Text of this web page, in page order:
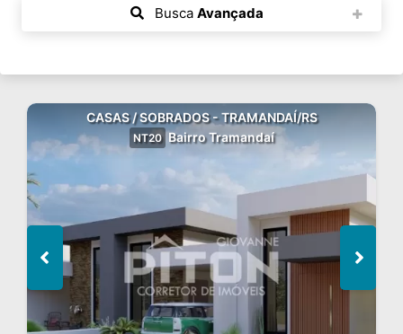
Busca Avançada
CASAS / SOBRADOS - TRAMANDAÍ/RS
NT20 Bairro Tramandaí